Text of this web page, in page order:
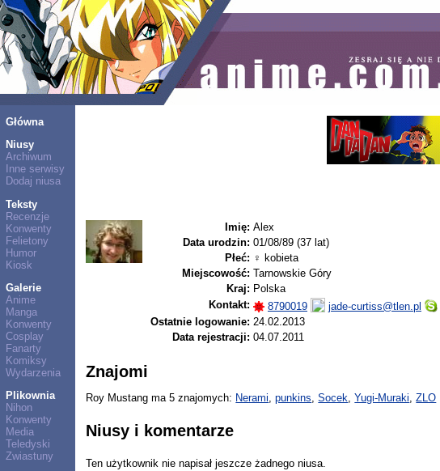
Główna
Niusy
Archiwum
Inne serwisy
Dodaj niusa
Teksty
Recenzje
Konwenty
Felietony
Humor
Kiosk
Galerie
Anime
Manga
Konwenty
Cosplay
Fanarty
Komiksy
Wydarzenia
Plikownia
Nihon
Konwenty
Media
Teledyski
Zwiastuny
Imię: Alex
Data urodzin: 01/08/89 (37 lat)
Płeć: ♀ kobieta
Miejscowość: Tarnowskie Góry
Kraj: Polska
Kontakt:
8790019 jade-curtiss@tlen.pl
Ostatnie logowanie: 24.02.2013
Data rejestracji: 04.07.2011
Znajomi
Roy Mustang ma 5 znajomych: Nerami,punkins,Socek,Yugi-Muraki,ZLO
Niusy i komentarze
Ten użytkownik nie napisał jeszcze żadnego niusa.